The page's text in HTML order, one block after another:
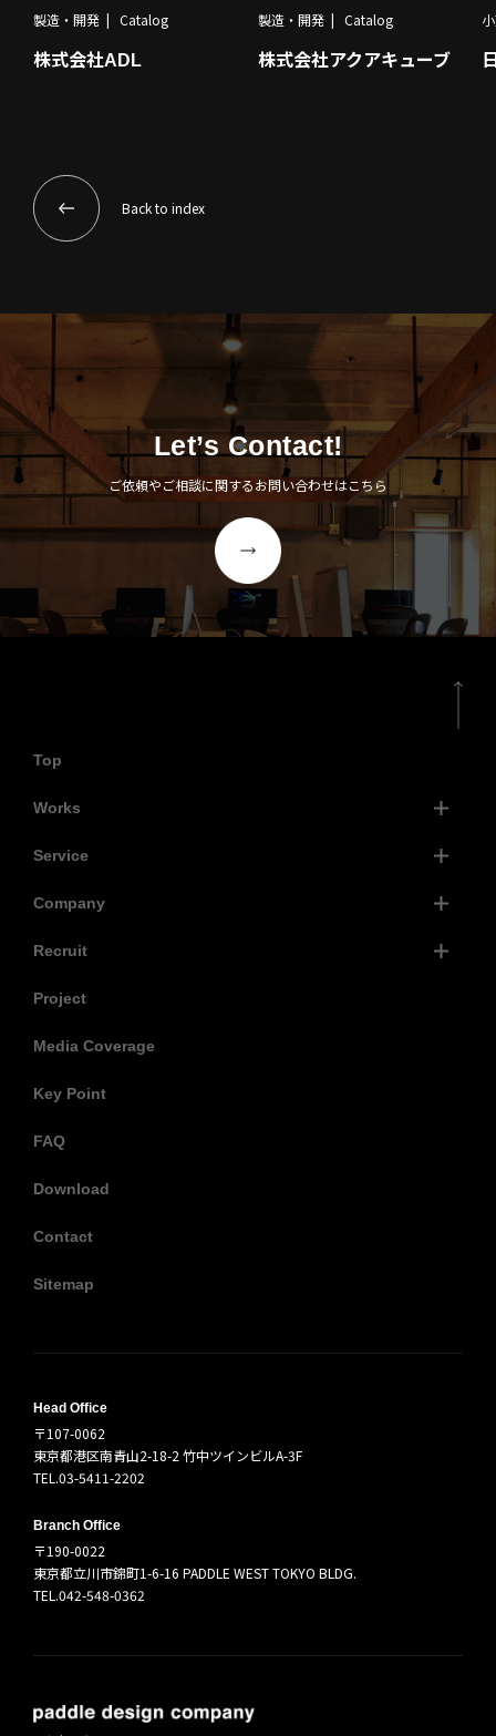
製造・開発 Catalog
株式会社ADL
製造・開発 Catalog
株式会社アクアキューブ
Back to index
Let’s Contact!
ご依頼やご相談に関するお問い合わせはこちら
Top
Works
Service
Company
Recruit
Project
Media Coverage
Key Point
FAQ
Download
Contact
Sitemap
Head Office
〒107-0062
東京都港区南青山2-18-2 竹中ツインビルA-3F
TEL.03-5411-2202
Branch Office
〒190-0022
東京都立川市錦町1-6-16 PADDLE WEST TOKYO BLDG.
TEL.042-548-0362